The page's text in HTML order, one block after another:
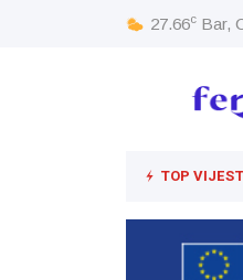
27.66c Bar,
TOP